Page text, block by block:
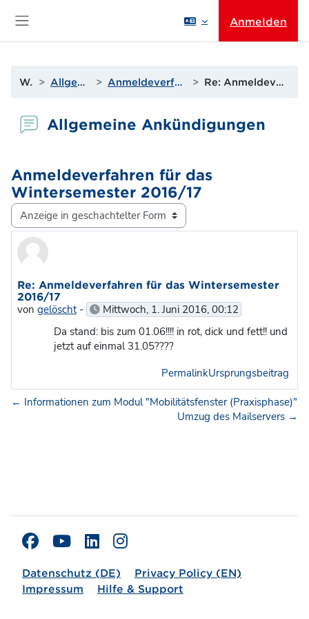
Anmelden
Website Allgemeine Ankündigungen Anmeldeverfahren für das Wintersemester 2016/17 Re: Anmeldeverfahren für das Wintersemester 2016/17
Allgemeine Ankündigungen
Anmeldeverfahren für das
Wintersemester 2016/17
Anzeigemodus
Re: Anmeldeverfahren für das Wintersemester
2016/17
von gelöscht- Mittwoch, 1. Juni 2016, 00:12
Da stand: bis zum 01.06!!!! in rot, dick und fett!! und
jetzt auf einmal 31.05????
PermalinkUrsprungsbeitrag
← Informationen zum Modul "Mobilitätsfenster (Praxisphase)"
Umzug des Mailservers →
Datenschutz (DE)
Privacy Policy (EN)
Impressum
Hilfe & Support